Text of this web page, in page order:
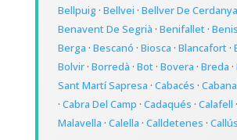
Bellpuig· Bellvei · Bellver De Cerdanya
Benavent De Segrià · Benifallet·
Berga · Bescanó · Biosca · Blancafort·
Bolvir· Borredà · Bot· Bovera · Breda ·
Sant Martí Sapresa · Cabacés ·
· Cabra Del Camp · Cadaqués · Calafell ·
Malavella · Calella · Calldetenes · Callús